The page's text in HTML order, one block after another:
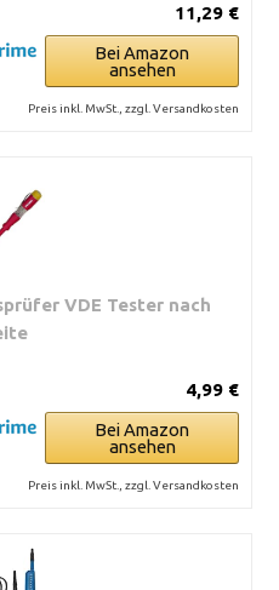
11,29 €
Bei Amazon
ansehen
Preis inkl. MwSt., zzgl. Versandkosten
VDE Tester nach
4,99 €
Bei Amazon
ansehen
Preis inkl. MwSt., zzgl. Versandkosten